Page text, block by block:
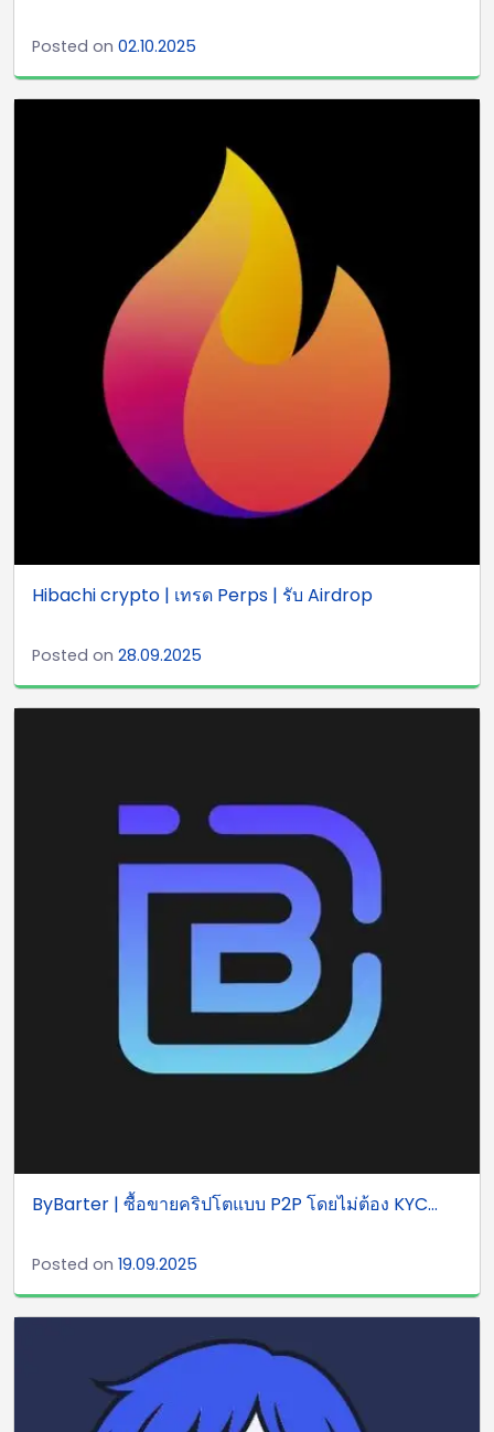
Posted on 02.10.2025
Hibachi crypto | เทรด Perps | รับ Airdrop
Posted on 28.09.2025
ByBarter | ซื้อขายคริปโตแบบ P2P โดยไม่ต้อง KYC...
Posted on 19.09.2025